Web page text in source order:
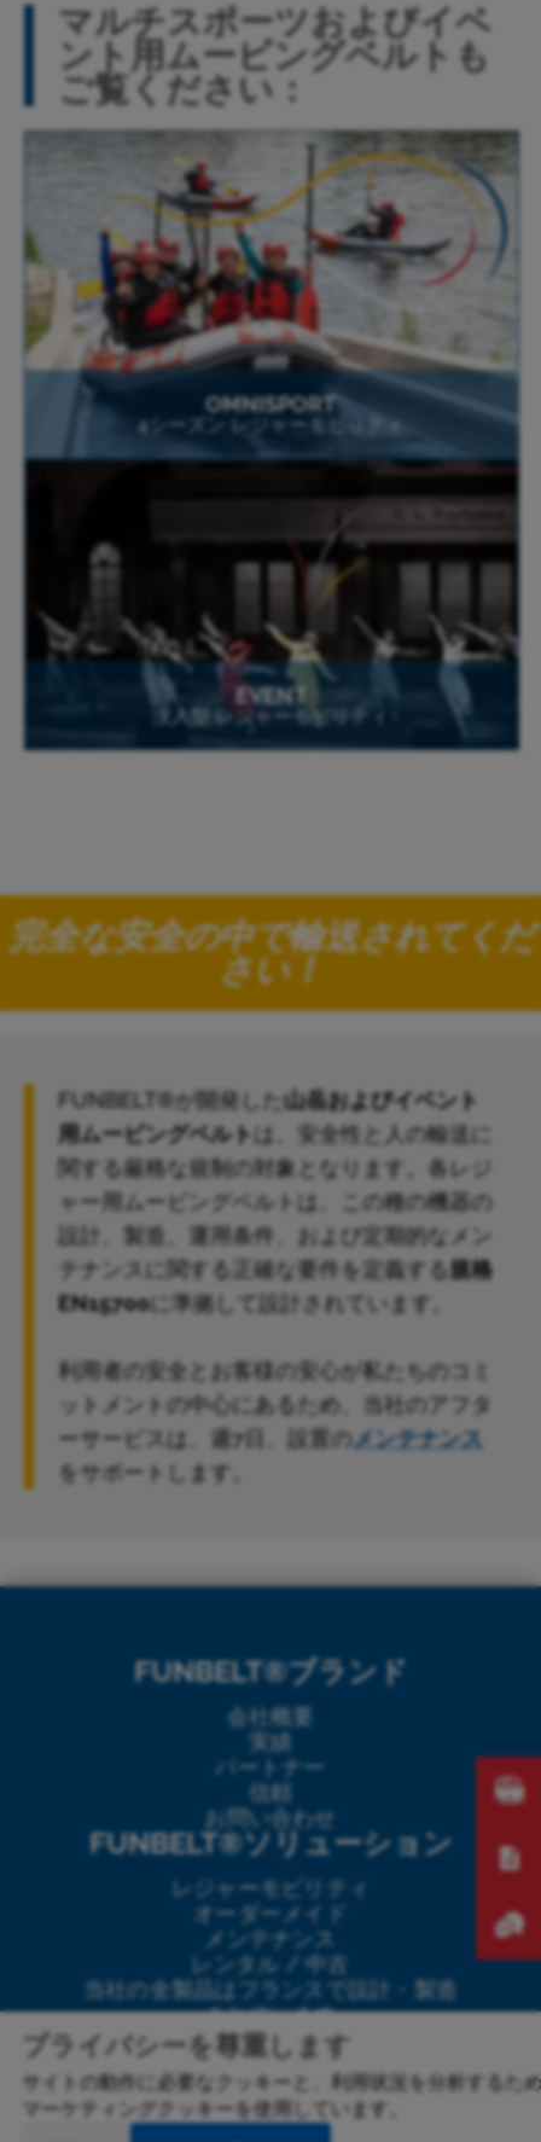
マルチスポーツおよびイベ
ント用ムービングベルトも
ご覧ください：
OMNISPORT
4シーズン レジャーモビリティ
EVENT
没入型 レジャーモビリティ
完全な安全の中で輸送されてくだ
さい！
FUNBELT®が開発した 山岳およびイベント
用ムービングベルト は、安全性と人の輸送に
関する厳格な規制の対象となります。各レジ
ャー用ムービングベルトは、この種の機器の
設計、製造、運用条件、および定期的なメン
テナンスに関する正確な要件を定義する 規格
EN15700に準拠して設計されています。
利用者の安全とお客様の安心が私たちのコミ
ットメントの中心にあるため、当社のアフタ
ーサービスは、週7日、設置のメンテナンス
をサポートします。
FUNBELT®ブランド
会社概要
実績
パートナー
信頼
お問い合わせ
FUNBELT®ソリューション
レジャーモビリティ
オーダーメイド
メンテナンス
レンタル / 中古
当社の全製品はフランスで設計・製造
されています
©FICAP2024-2026 |無断転載禁止
法定通知
プライバシーポリシー
販売条件|一般購買条件 |一般利用条件
| サイトの設計：Gr&goire Boisseau
プライバシーを尊重します
サイトの動作に必要なクッキーと、利用状況を分析するた
マーケティングクッキーを使用しています。